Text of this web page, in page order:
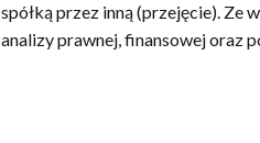
spółką przez inną (przejęcie). Ze
analizy prawnej, finansowej oraz